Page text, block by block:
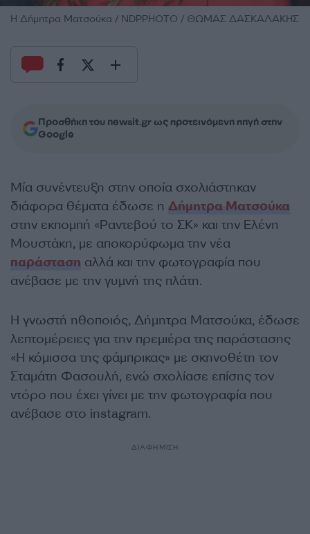
Η Δήμητρα Ματσούκα / NDPPHOTO / ΘΩΜΑΣ ΔΑΣΚΑΛΑΚΗΣ
Προσθήκη του newsit.gr ως προτεινόμενη πηγή στην
Google
Μία συνέντευξη στην οποία σχολιάστηκαν
διάφορα θέματα έδωσε η Δήμητρα Ματσούκα
στην εκπομπή «Ραντεβού το ΣΚ» και την Ελένη
Μουστάκη, με αποκορύφωμα την νέα
παράσταση αλλά και την φωτογραφία που
ανέβασε με την γυμνή της πλάτη.
Η γνωστή ηθοποιός, Δήμητρα Ματσούκα, έδωσε
λεπτομέρειες για την πρεμιέρα της παράστασης
«Η κόμισσα της φάμπρικας» με σκηνοθέτη τον
Σταμάτη Φασουλή, ενώ σχολίασε επίσης τον
ντόρο που έχει γίνει με την φωτογραφία που
ανέβασε στο instagram.
ΔΙΑΦΗΜΙΣΗ